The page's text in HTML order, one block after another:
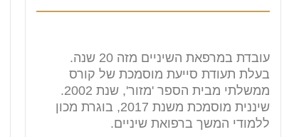
עובדת במרפאת השיניים מזה 20 שנה.
בעלת תעודת סייעת מוסמכת של קורס
ממשלתי מבית הספר 'מזור', שנת 2002.
שיננית מוסמכת משנת 2017, בוגרת מכון
ללמודי המשך ברפואת שיניים.